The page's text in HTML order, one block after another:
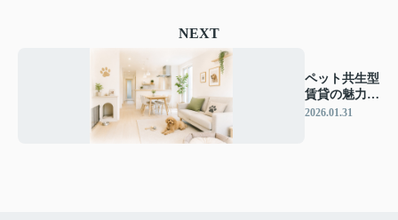
NEXT
ペット共生型
賃貸の魅力と
は？メリット
2026.01.31